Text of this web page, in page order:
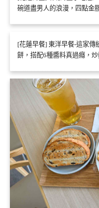
碗道盡男人的浪漫，四點金
[花蓮早餐] 東洋早餐-這家傳
餅，搭配6種醬料真過癮，